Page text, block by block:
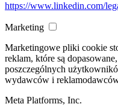
https://www.linkedin.com/
Marketing
Marketingowe pliki cookie
reklam, które są
poszczególnych
wydawców i
Meta Platforms, Inc.